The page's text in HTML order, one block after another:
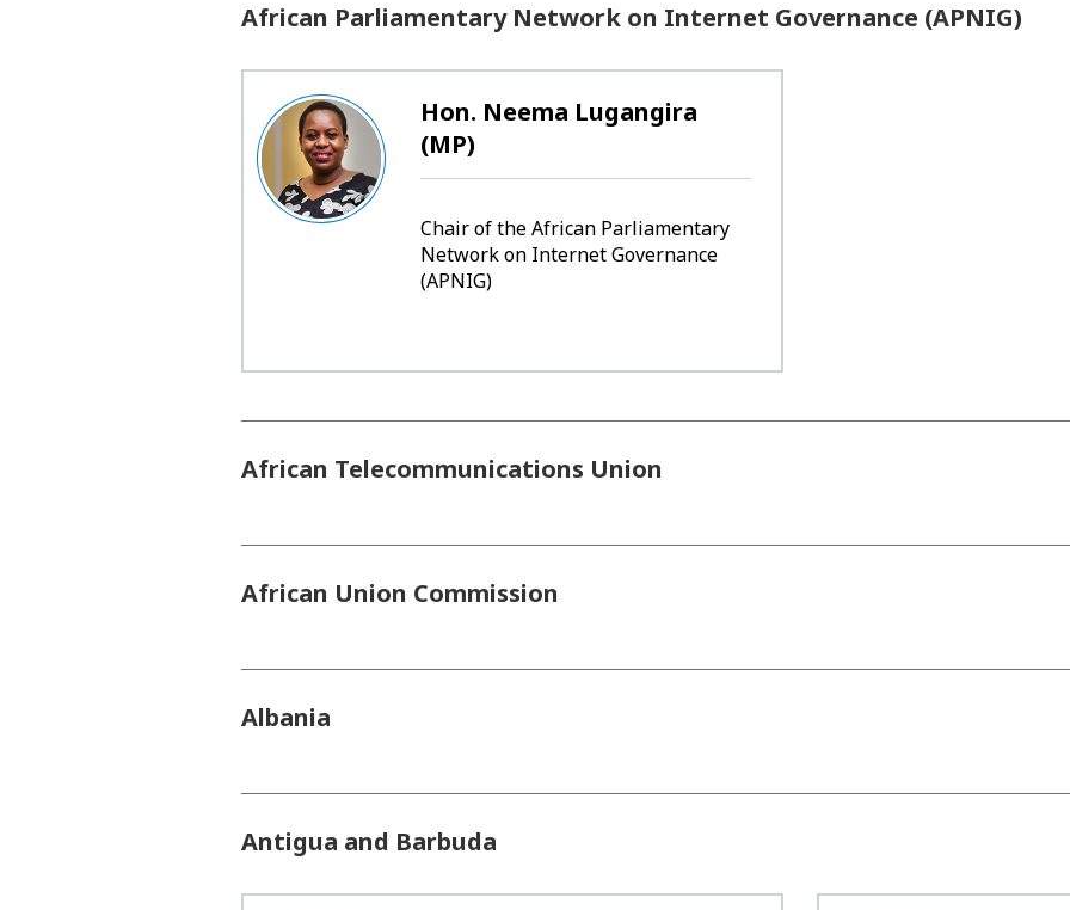
African Parliamentary Network on Internet Governance (APNIG)
Hon. Neema Lugangira
(MP)
Chair of the African Parliamentary
Network on Internet Governance
(APNIG)
African Telecommunications Union
African Union Commission
Albania
Antigua and Barbuda